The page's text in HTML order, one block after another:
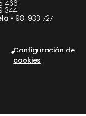
466
344
• 981 938 727
Configuración de
cookies